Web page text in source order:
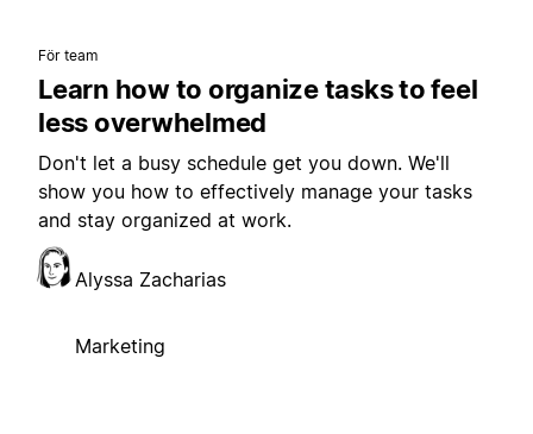
För team
Learn how to organize tasks to feel
less overwhelmed
Don't let a busy schedule get you down. We'll
show you how to effectively manage your tasks
and stay organized at work.
Alyssa Zacharias
Marketing